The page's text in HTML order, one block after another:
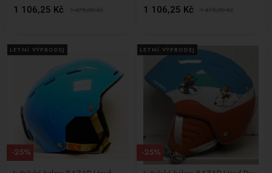
1 106,25 Kč 1 475,00Kč 1 106,25 Kč 1 475,00Kč
LETNÍ VÝPRODEJ
-25%
LETNÍ VÝPRODEJ
-25%